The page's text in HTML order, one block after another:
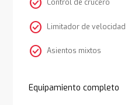
Control de crucero
check_circle Limitador de velocidad
check_circle Asientos mixtos
Equipamiento completo